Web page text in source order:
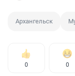
Архангельск
0 0